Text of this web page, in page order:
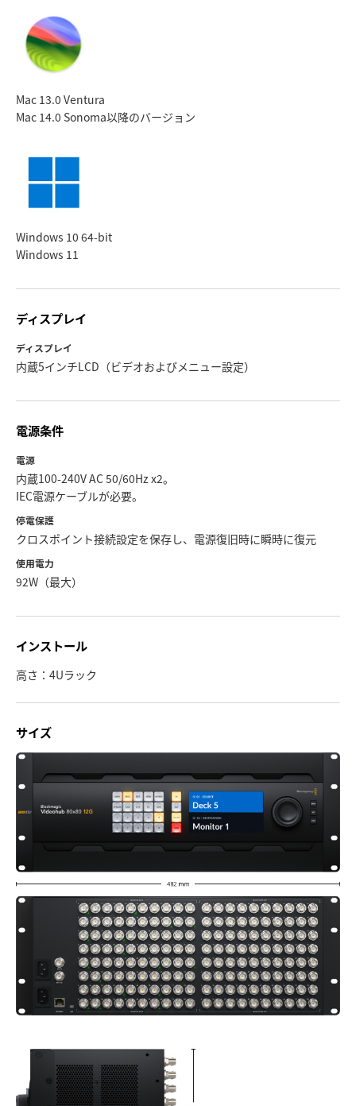
Mac 13.0 Ventura
Mac 14.0 Sonoma以降のバージョン
Windows 10 64-bit
Windows 11
ディスプレイ
ディスプレイ
内蔵5インチLCD（ビデオおよびメニュー設定）
電源条件
電源
内蔵100-240V AC 50/60Hz x2。
IEC電源ケーブルが必要。
停電保護
クロスポイント接続設定を保存し、電源復旧時に瞬時に復元
使用電力
92W（最大）
インストール
高さ：4Uラック
サイズ